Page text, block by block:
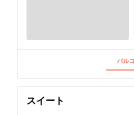
バル
スイート